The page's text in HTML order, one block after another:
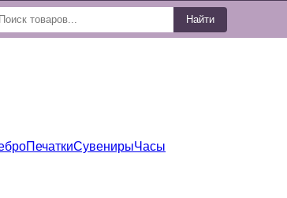
Найти
ПечаткиСувенирыЧасы